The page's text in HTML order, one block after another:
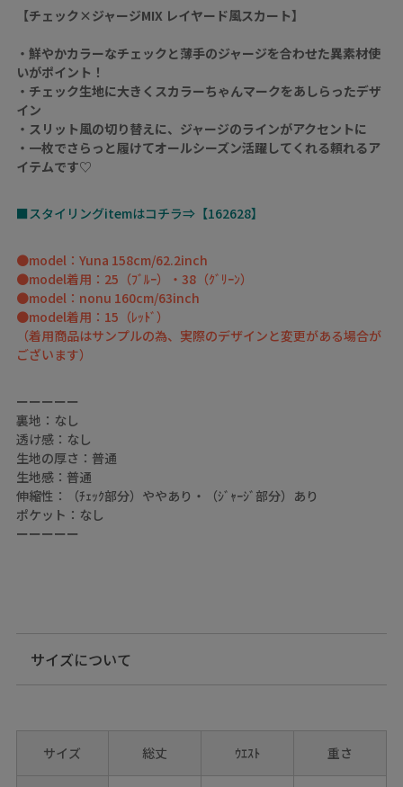
【チェック×ジャージMIX レイヤード風スカート】
・鮮やかカラーなチェックと薄手のジャージを合わせた異素材使
いがポイント！
・チェック生地に大きくスカラーちゃんマークをあしらったデザ
イン
・スリット風の切り替えに、ジャージのラインがアクセントに
・一枚でさらっと履けてオールシーズン活躍してくれる頼れるア
イテムです♡
■スタイリングitemはコチラ⇒【162628】
●model：Yuna 158cm/62.2inch
●model着用：25（ﾌﾞﾙｰ）・38（ｸﾞﾘｰﾝ）
●model：nonu 160cm/63inch
●model着用：15（ﾚｯﾄﾞ）
（着用商品はサンプルの為、実際のデザインと変更がある場合が
ございます）
ーーーーー
裏地：なし
透け感：なし
生地の厚さ：普通
生地感：普通
伸縮性：（ﾁｪｯｸ部分）ややあり・（ｼﾞｬｰｼﾞ部分）あり
ポケット：なし
ーーーーー
サイズについて
サイズ 総丈 ｳｴｽﾄ 重さ